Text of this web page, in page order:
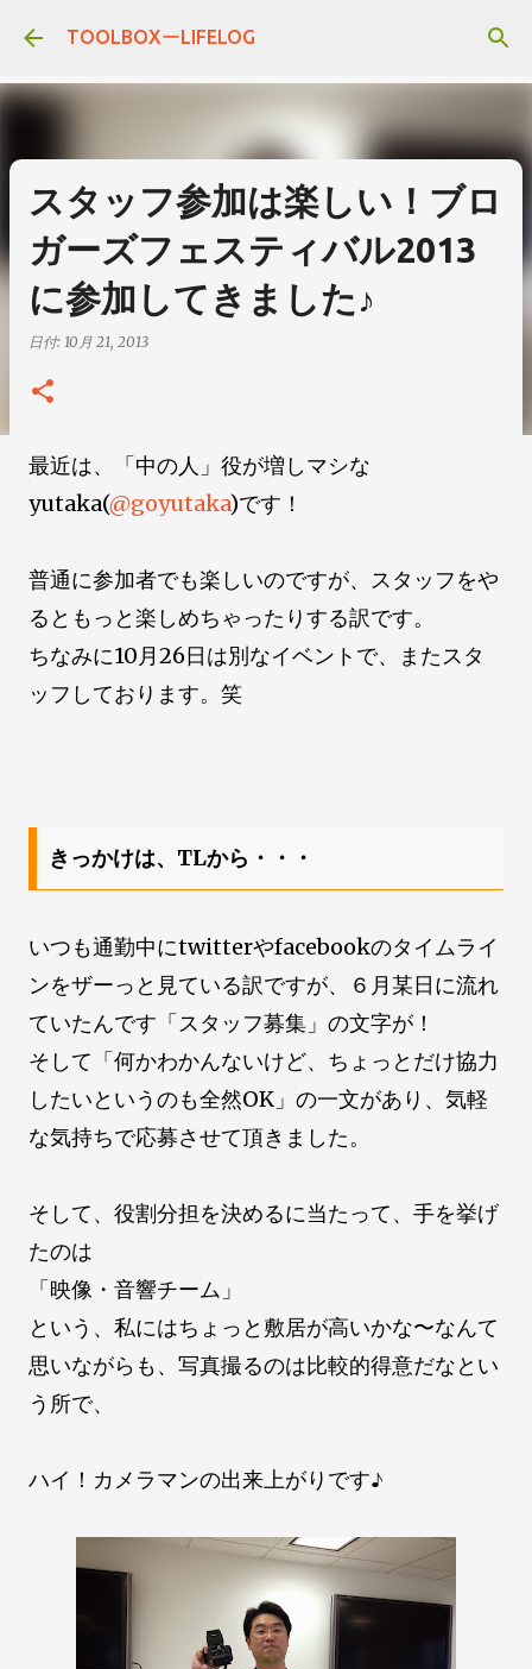
スキップしてメイン コンテンツに移動
TOOLBOXーLIFELOG
スタッフ参加は楽しい！ブロ
ガーズフェスティバル2013
に参加してきました♪
日付: 10月 21, 2013
最近は、「中の人」役が増しマシな
yutaka(@goyutaka)です！
普通に参加者でも楽しいのですが、スタッフをや
るともっと楽しめちゃったりする訳です。
ちなみに10月26日は別なイベントで、またスタ
ッフしております。笑
きっかけは、TLから・・・
いつも通勤中にtwitterやfacebookのタイムライ
ンをザーっと見ている訳ですが、６月某日に流れ
ていたんです「スタッフ募集」の文字が！
そして「何かわかんないけど、ちょっとだけ協力
したいというのも全然OK」の一文があり、気軽
な気持ちで応募させて頂きました。
そして、役割分担を決めるに当たって、手を挙げ
たのは
「映像・音響チーム」
という、私にはちょっと敷居が高いかな〜なんて
思いながらも、写真撮るのは比較的得意だなとい
う所で、
ハイ！カメラマンの出来上がりです♪